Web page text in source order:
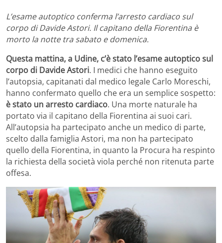
L’esame autoptico conferma l’arresto cardiaco sul
corpo di Davide Astori. Il capitano della Fiorentina è
morto la notte tra sabato e domenica.
Questa mattina, a Udine, c’è stato l’esame autoptico sul
corpo di Davide Astori. I medici che hanno eseguito
l’autopsia, capitanati dal medico legale Carlo Moreschi,
hanno confermato quello che era un semplice sospetto:
è stato un arresto cardiaco. Una morte naturale ha
portato via il capitano della Fiorentina ai suoi cari.
All’autopsia ha partecipato anche un medico di parte,
scelto dalla famiglia Astori, ma non ha partecipato
quello della Fiorentina, in quanto la Procura ha respinto
la richiesta della società viola perché non ritenuta parte
offesa.